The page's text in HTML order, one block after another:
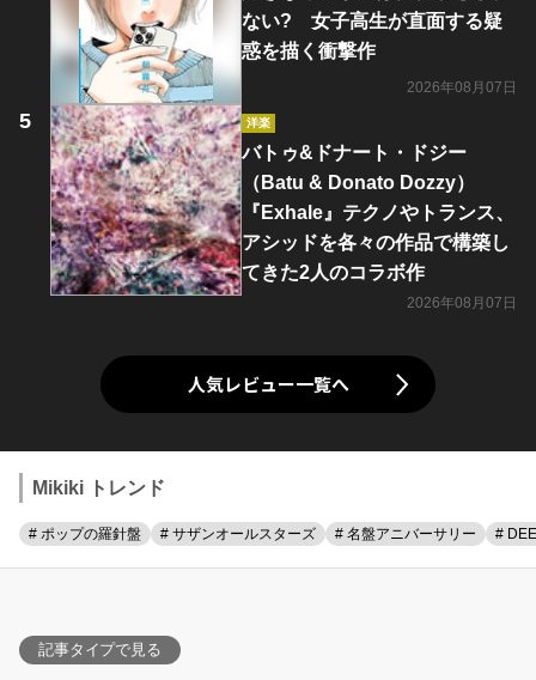
ない? 女子高生が直面する疑
惑を描く衝撃作
2026年08月07日
洋楽
バトゥ&ドナート・ドジー
（Batu & Donato Dozzy）
『Exhale』テクノやトランス、
アシッドを各々の作品で構築し
てきた2人のコラボ作
2026年08月07日
人気レビュー一覧へ
Mikiki トレンド
# ポップの羅針盤 # サザンオールスターズ # 名盤アニバーサリー #
記事タイプで見る